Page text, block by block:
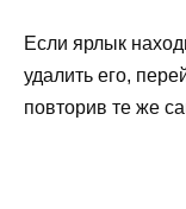
Если ярлык
удалить его,
повторив те же